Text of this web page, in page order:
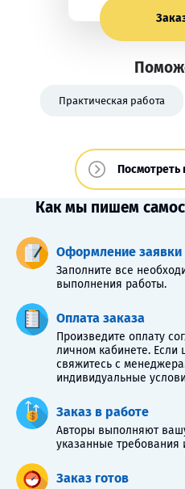
Практическая работа
Посмотреть
Как мы пишем
Оформление заявки
Заполните все
выполнения работы.
Оплата заказа
Произведите оплату
личном кабинете. Если
свяжитесь с
индивидуальные
Заказ в работе
Авторы выполняют
указанные требования
Заказ готов